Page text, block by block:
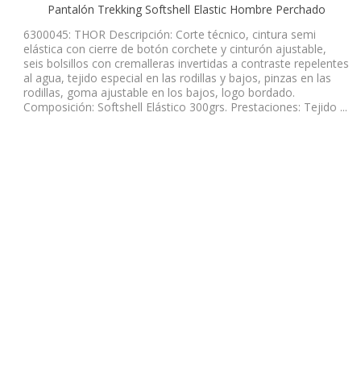
Pantalón Trekking Softshell Elastic Hombre Perchado
6300045: THOR Descripción: Corte técnico, cintura semi
elástica con cierre de botón corchete y cinturón ajustable,
seis bolsillos con cremalleras invertidas a contraste repelentes
al agua, tejido especial en las rodillas y bajos, pinzas en las
rodillas, goma ajustable en los bajos, logo bordado.
Composición: Softshell Elástico 300grs. Prestaciones: Tejido ...